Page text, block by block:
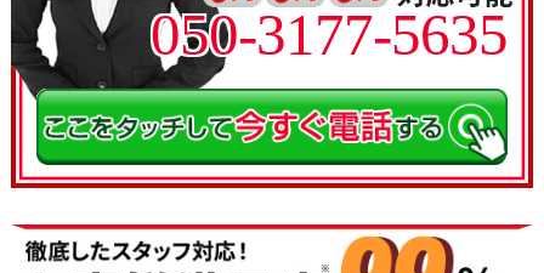
050-3177-5635